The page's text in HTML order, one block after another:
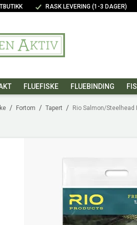
RASK LEVERING (1-3 DAGER)
FLUEFISKE FLUEBINDING
/ /
Fortom /
Tapert Rio Salmon/Steelhead